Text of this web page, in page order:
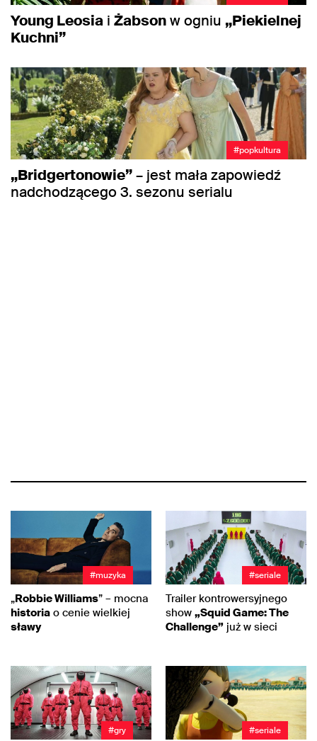
Young Leosia i Żabsonw ogniu „Piekielnej
Kuchni”
#popkultura
„Bridgertonowie”– jest mała zapowiedź
nadchodzącego 3. sezonu serialu
#muzyka
„Robbie Williams” – mocna
historia o cenie wielkiej
sławy
#seriale
Trailer kontrowersyjnego
show „Squid Game: The
Challenge” już w sieci
#gry #seriale